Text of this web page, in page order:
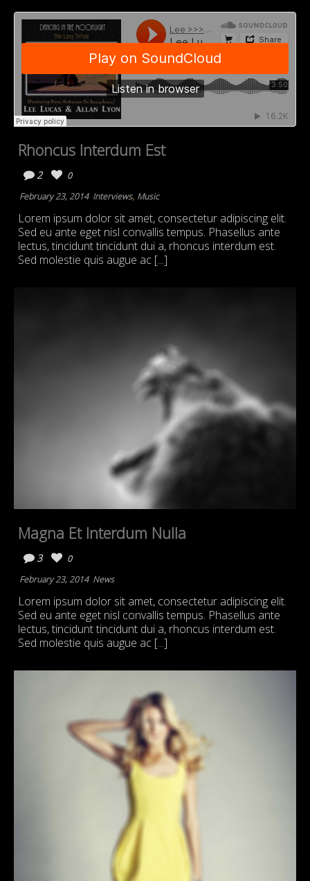
Rhoncus Interdum Est
2
0
February 23, 2014 Interviews, Music
Lorem ipsum dolor sit amet, consectetur adipiscing elit.
Sed eu ante eget nisl convallis tempus. Phasellus ante
lectus, tincidunt tincidunt dui a, rhoncus interdum est.
Sed molestie quis augue ac [...]
Magna Et Interdum Nulla
3
0
February 23, 2014 News
Lorem ipsum dolor sit amet, consectetur adipiscing elit.
Sed eu ante eget nisl convallis tempus. Phasellus ante
lectus, tincidunt tincidunt dui a, rhoncus interdum est.
Sed molestie quis augue ac [...]